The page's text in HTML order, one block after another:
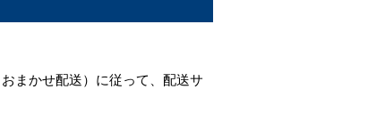
まかせ配送）に従って、配送サ